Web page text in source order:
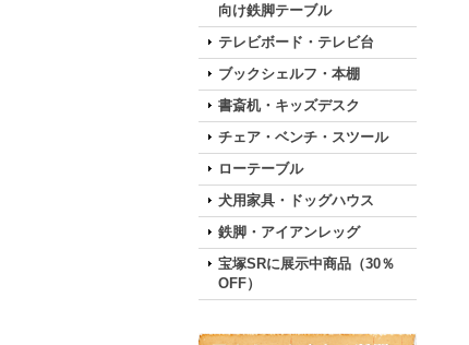
向け鉄脚テーブル
テレビボード・テレビ台
ブックシェルフ・本棚
書斎机・キッズデスク
チェア・ベンチ・スツール
ローテーブル
犬用家具・ドッグハウス
鉄脚・アイアンレッグ
宝塚SRに展示中商品（30％
OFF）